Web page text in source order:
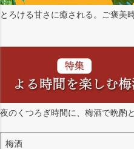
とろける甘さに癒される。ご褒美
夜のくつろぎ時間に、梅酒で晩酌
梅酒